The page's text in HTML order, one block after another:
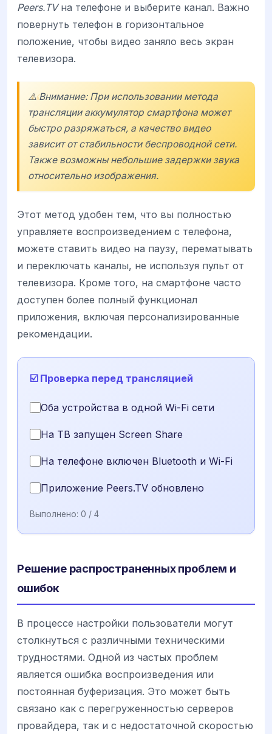
Peers.TVна телефоне и выберите канал. Важно
повернуть телефон в горизонтальное
положение, чтобы видео заняло весь экран
телевизора.
⚠️ Внимание: При использовании метода
трансляции аккумулятор смартфона может
быстро разряжаться, а качество видео
зависит от стабильности беспроводной сети.
Также возможны небольшие задержки звука
относительно изображения.
Этот метод удобен тем, что вы полностью
управляете воспроизведением с телефона,
можете ставить видео на паузу, перематывать
и переключать каналы, не используя пульт от
телевизора. Кроме того, на смартфоне часто
доступен более полный функционал
приложения, включая персонализированные
рекомендации.
☑️ Проверка перед трансляцией
Оба устройства в одной Wi-Fi сети
На ТВ запущен Screen Share
На телефоне включен Bluetooth и Wi-Fi
Приложение Peers.TV обновлено
Выполнено: 0 / 4
Решение распространенных проблем и
ошибок
В процессе настройки пользователи могут
столкнуться с различными техническими
трудностями. Одной из частых проблем
является ошибка воспроизведения или
постоянная буферизация. Это может быть
связано как с перегруженностью серверов
провайдера, так и с недостаточной скоростью